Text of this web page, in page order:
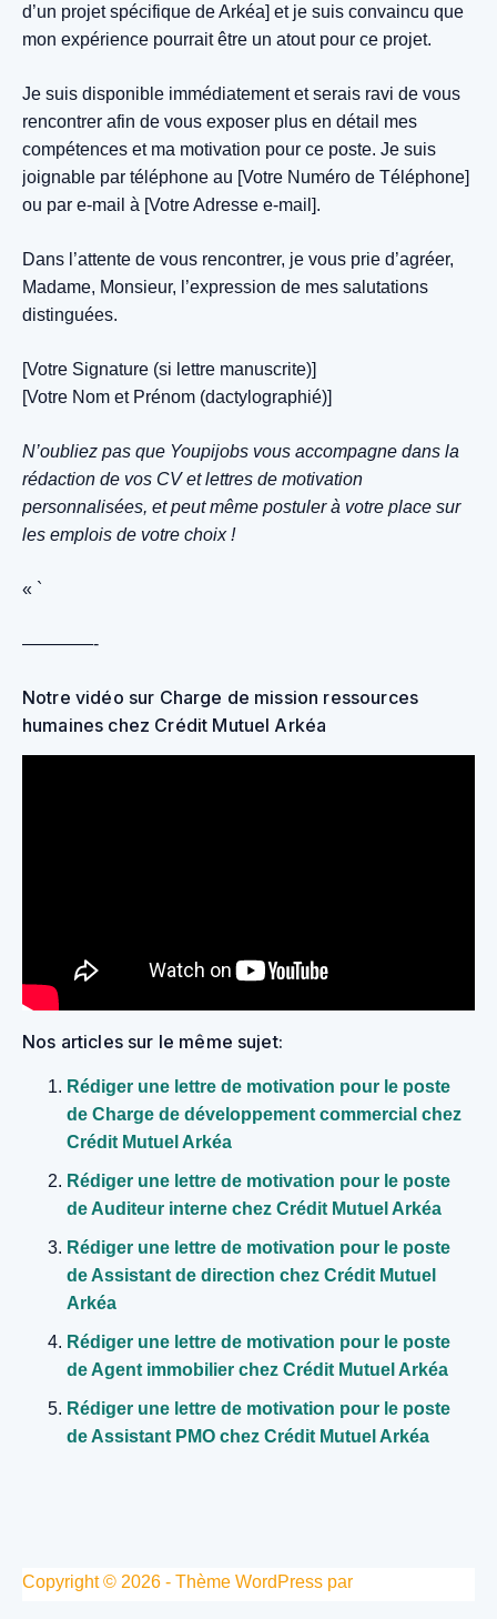
d’un projet spécifique de Arkéa] et je suis convaincu que
mon expérience pourrait être un atout pour ce projet.
Je suis disponible immédiatement et serais ravi de vous
rencontrer afin de vous exposer plus en détail mes
compétences et ma motivation pour ce poste. Je suis
joignable par téléphone au [Votre Numéro de Téléphone]
ou par e-mail à [Votre Adresse e-mail].
Dans l’attente de vous rencontrer, je vous prie d’agréer,
Madame, Monsieur, l’expression de mes salutations
distinguées.
[Votre Signature (si lettre manuscrite)]
[Votre Nom et Prénom (dactylographié)]
N’oubliez pas que Youpijobs vous accompagne dans la
rédaction de vos CV et lettres de motivation
personnalisées, et peut même postuler à votre place sur
les emplois de votre choix !
« `
————-
Notre vidéo sur Charge de mission ressources
humaines chez Crédit Mutuel Arkéa
Nos articles sur le même sujet:
Rédiger une lettre de motivation pour le poste
de Charge de développement commercial chez
Crédit Mutuel Arkéa
Rédiger une lettre de motivation pour le poste
de Auditeur interne chez Crédit Mutuel Arkéa
Rédiger une lettre de motivation pour le poste
de Assistant de direction chez Crédit Mutuel
Arkéa
Rédiger une lettre de motivation pour le poste
de Agent immobilier chez Crédit Mutuel Arkéa
Rédiger une lettre de motivation pour le poste
de Assistant PMO chez Crédit Mutuel Arkéa
Copyright © 2026 - Thème WordPress par